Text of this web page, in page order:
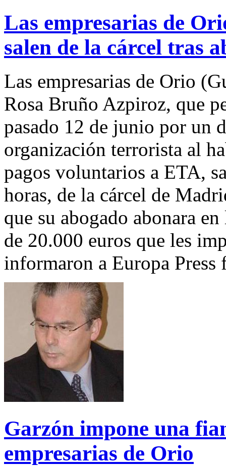
Las empresarias de
salen de la cárcel tras
Las empresarias de Orio
Rosa Bruño Azpiroz, que
pasado 12 de junio por un
organización terrorista al
pagos voluntarios a ETA,
horas, de la cárcel de
que su abogado abonara
de 20.000 euros que les
informaron a Europa
Garzón impone una
empresarias de Orio